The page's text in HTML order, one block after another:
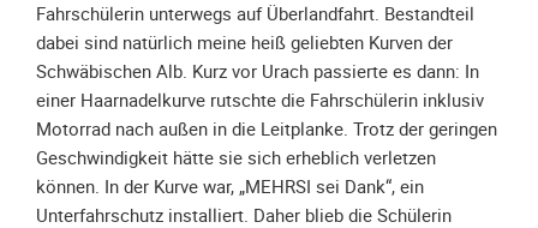
Flyer
+
Infokarte
Achte
auf
Motorradfahrer
Merchandise
Fahrschülerin unterwegs auf Überlandfahrt. Bestandteil
dabei sind natürlich meine heiß geliebten Kurven der
Schwäbischen Alb. Kurz vor Urach passierte es dann: In
einer Haarnadelkurve rutschte die Fahrschülerin inklusiv
Motorrad nach außen in die Leitplanke. Trotz der geringen
Geschwindigkeit hätte sie sich erheblich verletzen
können. In der Kurve war, „MEHRSI sei Dank“, ein
Unterfahrschutz installiert. Daher blieb die Schülerin